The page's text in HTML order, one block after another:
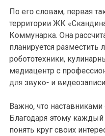
По его словам, первая
территории ЖК
Коммунарка. Она
планируется разместить
робототехники,
медиацентр с
для звуко- и
Важно, что
Благодаря этому
понять круг своих